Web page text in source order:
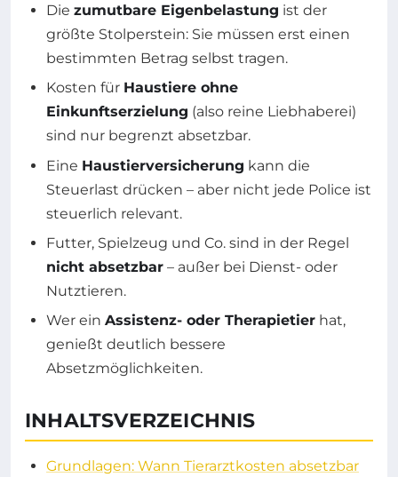
Die zumutbare Eigenbelastung ist der
größte Stolperstein: Sie müssen erst einen
bestimmten Betrag selbst tragen.
Kosten für Haustiere ohne
Einkunftserzielung (also reine Liebhaberei)
sind nur begrenzt absetzbar.
Eine Haustierversicherung kann die
Steuerlast drücken – aber nicht jede Police ist
steuerlich relevant.
Futter, Spielzeug und Co. sind in der Regel
nicht absetzbar – außer bei Dienst- oder
Nutztieren.
Wer ein Assistenz- oder Therapietier hat,
genießt deutlich bessere
Absetzmöglichkeiten.
INHALTSVERZEICHNIS
Grundlagen: Wann Tierarztkosten absetzbar